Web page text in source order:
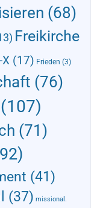
(68)
Freikirche
(17) Frieden (3)
(76)
(107)
(71)
(41)
(37) missional.